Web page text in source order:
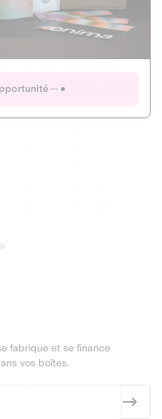
Ouverture imminente
MIEUX MANGER
fabrique et se finance
vos boîtes.